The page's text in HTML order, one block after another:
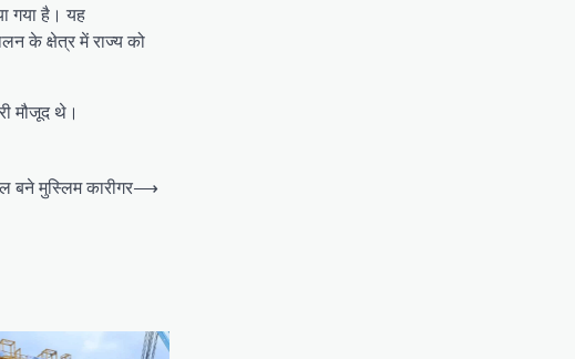
गया है। यह
के क्षेत्र में राज्य को
मौजूद थे।
बने मुस्लिम कारीगर⟶